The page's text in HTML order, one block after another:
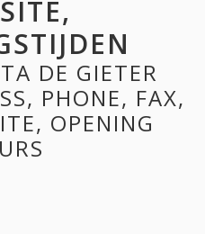
DE GIETER
PHONE, FAX,
OPENING